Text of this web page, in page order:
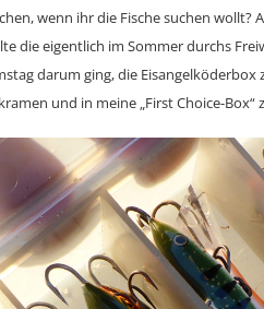
wenn ihr die Fische suchen wollt?
die eigentlich im Sommer durchs
darum ging, die
und in meine „First Choice-